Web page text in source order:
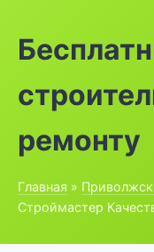
ремонту
Главная »
Строймастер